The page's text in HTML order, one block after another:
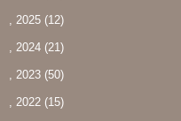
, 2025 (12)
, 2024 (21)
, 2023 (50)
, 2022 (15)